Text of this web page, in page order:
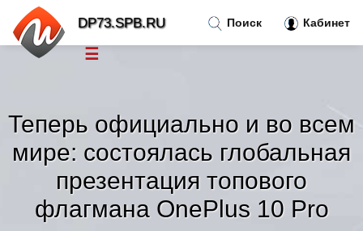
Теперь официально и во всем
мире: состоялась глобальная
презентация топового
флагмана OnePlus 10 Pro
Поиск Кабинет
DP73.SPB.RU
☰
Тренды новостей»
Рубрики»